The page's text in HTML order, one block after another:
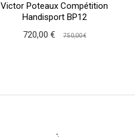
Victor Poteaux Compétition
Handisport BP12
720,00 €
750,00 €